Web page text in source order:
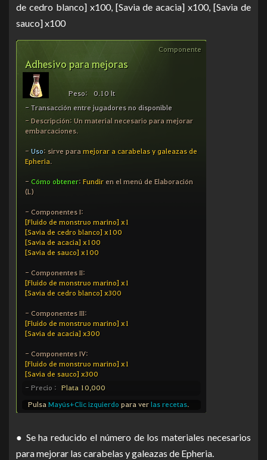
de cedro blanco] x100, [Savia de acacia] x100, [Savia de
sauco] x100
● Se ha reducido el número de los materiales necesarios
para mejorar las carabelas y galeazas de Epheria.